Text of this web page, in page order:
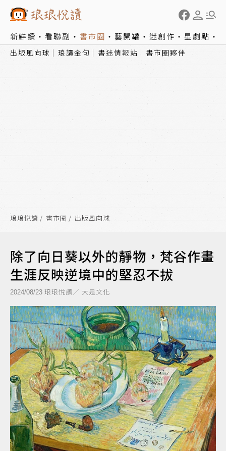
新鮮讀 看聯副 書市圈 藝開罐 迷創作 星劇點
出版風向球 琅讀金句 書迷情報站 書市圈夥伴
琅琅悅讀 書市圈 出版風向球
除了向日葵以外的靜物，梵谷作畫
生涯反映逆境中的堅忍不拔
2024/08/23 琅琅悅讀／ 大是文化